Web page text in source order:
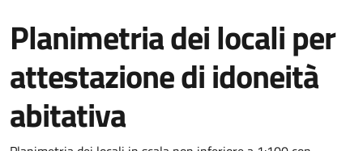
Planimetria dei locali per
attestazione di idoneità
abitativa